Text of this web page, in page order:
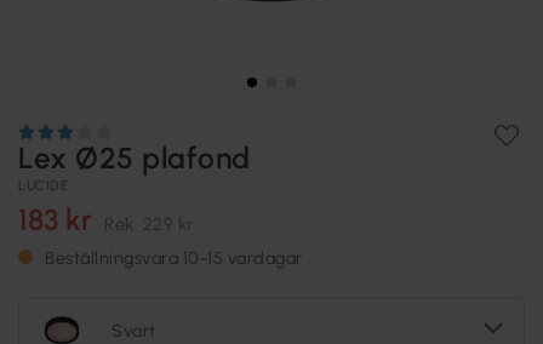
Lex Ø25 plafond
LUCIDE
183 kr Rek. 229 kr
Beställningsvara 10-15 vardagar
Svart